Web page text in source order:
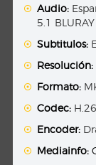
Audio:
5.1 BLURAY
Subtitulos:
Resolución:
Formato:
Codec:
Encoder:
Mediainfo: